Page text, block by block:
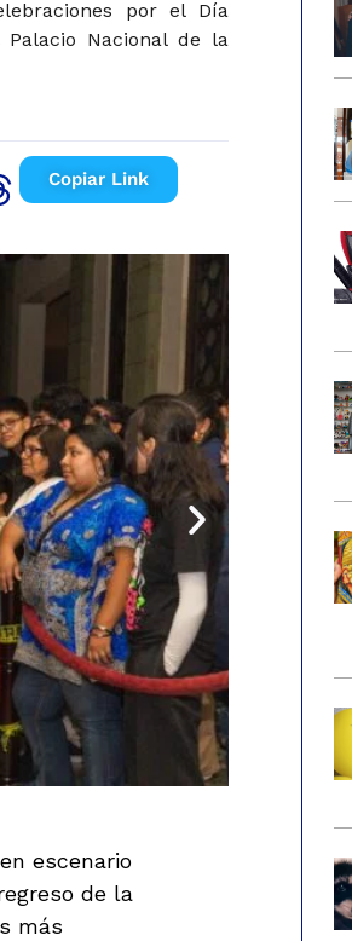
por el Día
Nacional de la
Copiar Link
escenario
de la
más